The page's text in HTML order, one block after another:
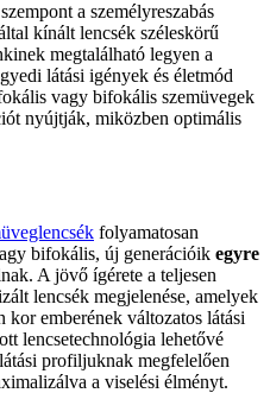
a személyreszabás
kínált lencsék széleskörű
megtalálható legyen a
látási igények és életmód
vagy bifokális szemüvegek
nyújtják, miközben optimális
folyamatosan
bifokális, új generációik egyre
A jövő ígérete a teljesen
lencsék megjelenése, amelyek
emberének változatos látási
lencsetechnológia lehetővé
profiljuknak megfelelően
a viselési élményt.